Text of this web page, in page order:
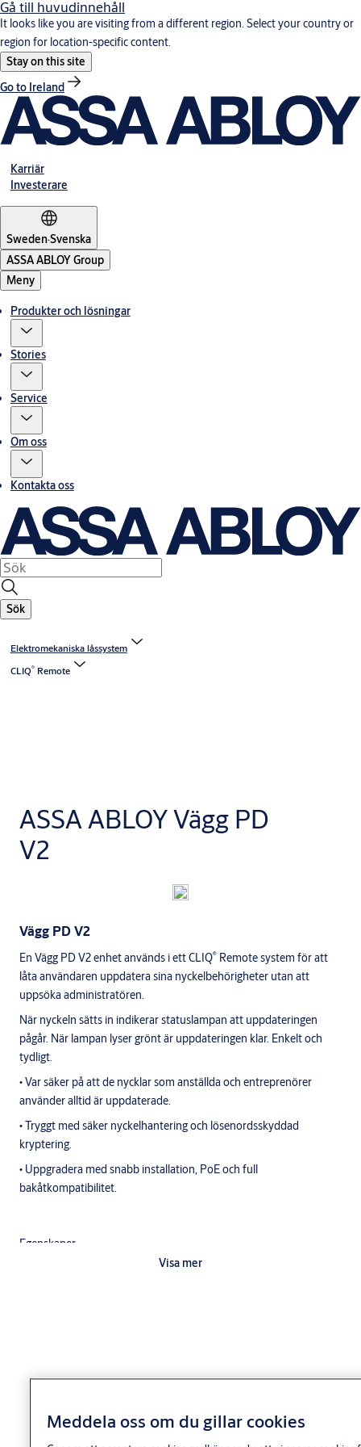
Gå till huvudinnehåll
It looks like you are visiting from a different region. Select your country or
region for location-specific content.
Stay on this site
Go to Ireland
Karriär
Investerare
Sweden·Svenska
ASSA ABLOY Group
Meny
Produkter och lösningar
Stories
Service
Om oss
Kontakta oss
Sök
Elektromekaniska låssystem
CLIQ®Remote
ASSA ABLOY Vägg PD
V2
Vägg PD V2
En Vägg PD V2 enhet används i ett CLIQ® Remote system för att
låta användaren uppdatera sina nyckelbehörigheter utan att
uppsöka administratören.
När nyckeln sätts in indikerar statuslampan att uppdateringen
pågår. När lampan lyser grönt är uppdateringen klar. Enkelt och
tydligt.
• Var säker på att de nycklar som anställda och entreprenörer
använder alltid är uppdaterade.
• Tryggt med säker nyckelhantering och lösenordsskyddad
kryptering.
• Uppgradera med snabb installation, PoE och full
bakåtkompatibilitet.
Egenskaper
Stöder "Power over Ethernet"
Anslutning via nätverkskabel RJ45
Visa mer
Meddela oss om du gillar cookies